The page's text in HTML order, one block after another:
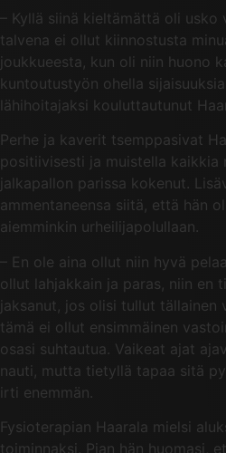
– Kyllä siinä kieltämättä oli usko
talvena ei ollut kiinnostusta
joukkueesta, kun oli niin huono
kuntoutustyön ohella
lähihoitajaksi kouluttautunut
Perhe ja kaverit tsemppasivat
positiivisesti ja muistella
jalkapallon parissa kokenut.
ammentaneensa siitä, että hän
aiemminkin urheilijapolullaan.
– En ole aina ollut niin hyvä
ollut lahjakkain ja paras, niin en
jaksanut, jos olisi tullut tällainen
tämä ei ollut ensimmäinen
osasi suhtautua. Vaikeat ajat
nauti, mutta tietyllä tapaa sitä
irti enemmän.
Fysioterapian Haarala mielsi
toiminnaksi. Pian hän huomasi,